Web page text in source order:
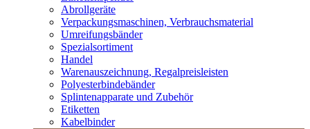
Abrollgeräte
Verpackungsmaschinen, Verbrauchsmaterial
Umreifungsbänder
Spezialsortiment
Handel
Warenauszeichnung, Regalpreisleisten
Polyesterbindebänder
Splintenapparate und Zubehör
Etiketten
Kabelbinder